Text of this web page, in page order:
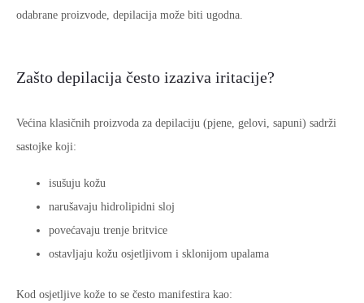
odabrane proizvode, depilacija može biti ugodna.
Zašto depilacija često izaziva iritacije?
Većina klasičnih proizvoda za depilaciju (pjene, gelovi, sapuni) sadrži
sastojke koji:
isušuju kožu
narušavaju hidrolipidni sloj
povećavaju trenje britvice
ostavljaju kožu osjetljivom i sklonijom upalama
Kod osjetljive kože to se često manifestira kao: